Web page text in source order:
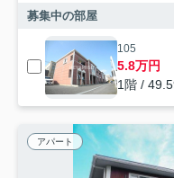
募集中の部屋
105
5.8万円
1階 /
アパート